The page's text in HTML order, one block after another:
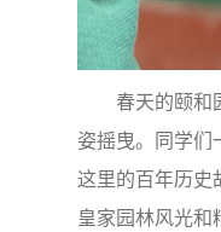
春天的颐和
姿摇曳。同学们
这里的百年历史
皇家园林风光